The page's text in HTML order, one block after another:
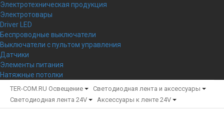
Электротехническая продукция
Электротовары
Driver LED
Беспроводные выключатели
Выключатели с пультом управления
Датчики
Элементы питания
Натяжные потолки
TER-COM.RU Освещение
Светодиодная лента и аксессуары
Светодиодная лента 24V
Аксессуары к ленте 24V